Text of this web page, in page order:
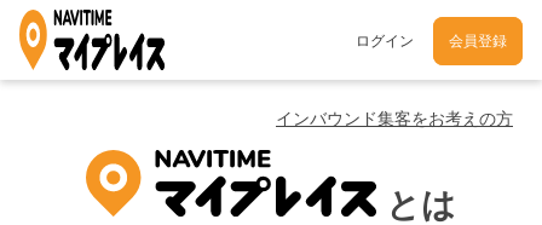
ログイン 会員登録
インバウンド集客をお考えの方
とは